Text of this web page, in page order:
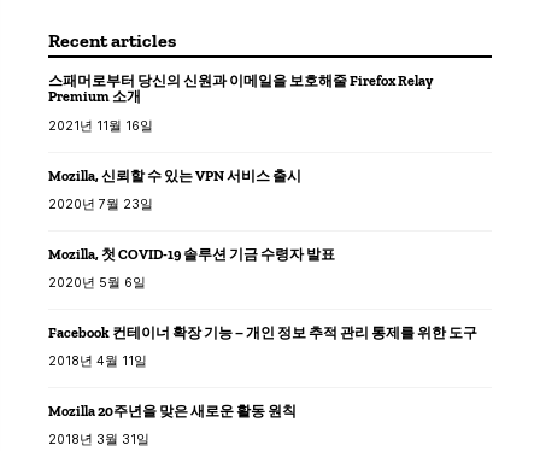
Recent articles
스패머로부터 당신의 신원과 이메일을 보호해줄 Firefox Relay
Premium 소개
2021년 11월 16일
Mozilla, 신뢰할 수 있는 VPN 서비스 출시
2020년 7월 23일
Mozilla, 첫 COVID-19 솔루션 기금 수령자 발표
2020년 5월 6일
Facebook 컨테이너 확장 기능 – 개인 정보 추적 관리 통제를 위한 도구
2018년 4월 11일
Mozilla 20주년을 맞은 새로운 활동 원칙
2018년 3월 31일